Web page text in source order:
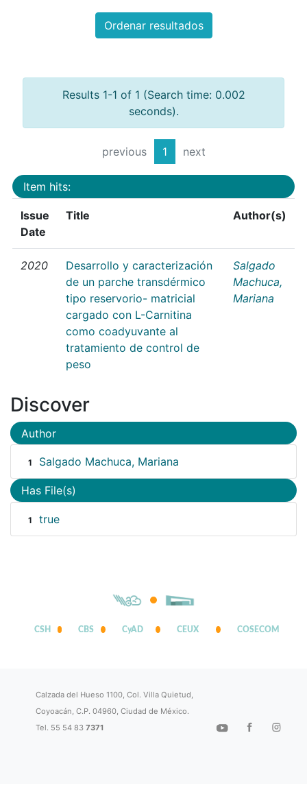
Ordenar resultados
Results 1-1 of 1 (Search time: 0.002
seconds).
previous 1 next
Item hits:
Issue
Date
Title Author(s)
2020
Desarrollo y caracterización
de un parche transdérmico
tipo reservorio- matricial
cargado con L-Carnitina
como coadyuvante al
tratamiento de control de
peso
Salgado
Machuca,
Mariana
Discover
Author
1 Salgado Machuca, Mariana
Has File(s)
1 true
CSH CBS CyAD CEUX COSECOM
Calzada del Hueso 1100, Col. Villa Quietud,
Coyoacán, C.P. 04960, Ciudad de México.
Tel. 55 54 837371